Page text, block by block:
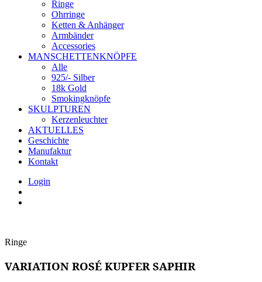
Ringe
Ohrringe
Ketten & Anhänger
Armbänder
Accessories
MANSCHETTENKNÖPFE
Alle
925/- Silber
18k Gold
Smokingknöpfe
SKULPTUREN
Kerzenleuchter
AKTUELLES
Geschichte
Manufaktur
Kontakt
Login
Ringe
VARIATION ROSÉ KUPFER SAPHIR